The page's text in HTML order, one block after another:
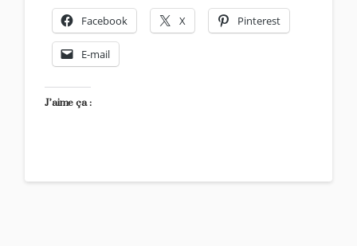
Facebook X Pinterest
E-mail
J’aime ça :